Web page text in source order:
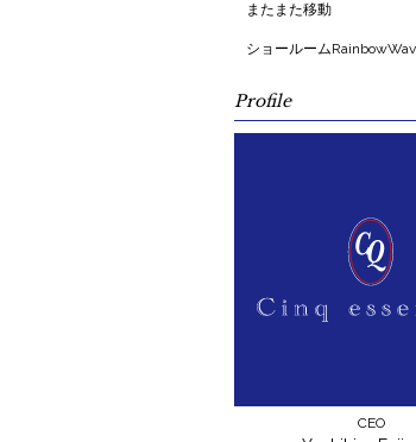
またまた移動
ショールーム
Profile
CEO